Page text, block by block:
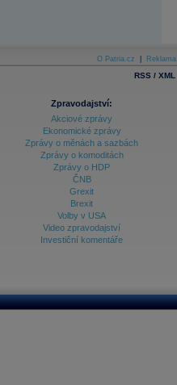
O Patria.cz Reklama
RSS / XML
Zpravodajství:
Akciové zprávy
Ekonomické zprávy
Zprávy o měnách a sazbách
Zprávy o komoditách
Zprávy o HDP
ČNB
Grexit
Brexit
Volby v USA
Video zpravodajství
Investiční komentáře